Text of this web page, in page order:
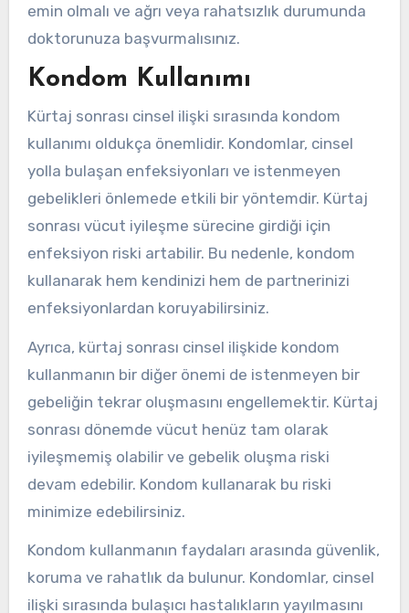
emin olmalı ve ağrı veya rahatsızlık durumunda
doktorunuza başvurmalısınız.
Kondom Kullanımı
Kürtaj sonrası cinsel ilişki sırasında kondom
kullanımı oldukça önemlidir. Kondomlar, cinsel
yolla bulaşan enfeksiyonları ve istenmeyen
gebelikleri önlemede etkili bir yöntemdir. Kürtaj
sonrası vücut iyileşme sürecine girdiği için
enfeksiyon riski artabilir. Bu nedenle, kondom
kullanarak hem kendinizi hem de partnerinizi
enfeksiyonlardan koruyabilirsiniz.
Ayrıca, kürtaj sonrası cinsel ilişkide kondom
kullanmanın bir diğer önemi de istenmeyen bir
gebeliğin tekrar oluşmasını engellemektir. Kürtaj
sonrası dönemde vücut henüz tam olarak
iyileşmemiş olabilir ve gebelik oluşma riski
devam edebilir. Kondom kullanarak bu riski
minimize edebilirsiniz.
Kondom kullanmanın faydaları arasında güvenlik,
koruma ve rahatlık da bulunur. Kondomlar, cinsel
ilişki sırasında bulaşıcı hastalıkların yayılmasını